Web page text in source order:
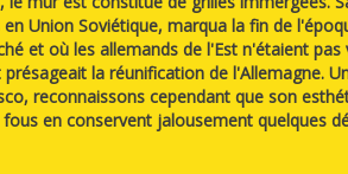
Union Soviétique, marqua la fin de
et où les allemands de l'Est n'étaient
la réunification de l'Allemagne.
reconnaissons cependant que son
en conservent jalousement quelques